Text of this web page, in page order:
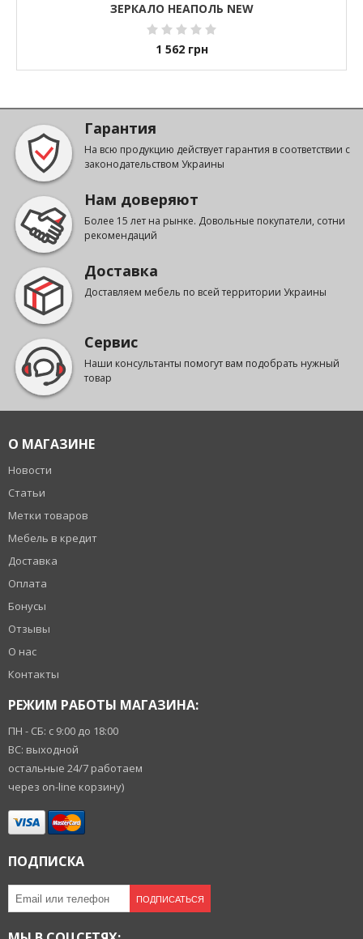
ЗЕРКАЛО НЕАПОЛЬ NEW
1 562 грн
Гарантия
На всю продукцию действует гарантия в соответствии с
законодательством Украины
Нам доверяют
Более 15 лет на рынке. Довольные покупатели, сотни
рекомендаций
Доставка
Доставляем мебель по всей территории Украины
Сервис
Наши консультанты помогут вам подобрать нужный
товар
О МАГАЗИНЕ
Новости
Статьи
Метки товаров
Мебель в кредит
Доставка
Оплата
Бонусы
Отзывы
О нас
Контакты
РЕЖИМ РАБОТЫ МАГАЗИНА:
ПН - СБ: с 9:00 до 18:00
ВС: выходной
остальные 24/7 работаем
через on-line корзину)
ПОДПИСКА
ПОДПИСАТЬСЯ